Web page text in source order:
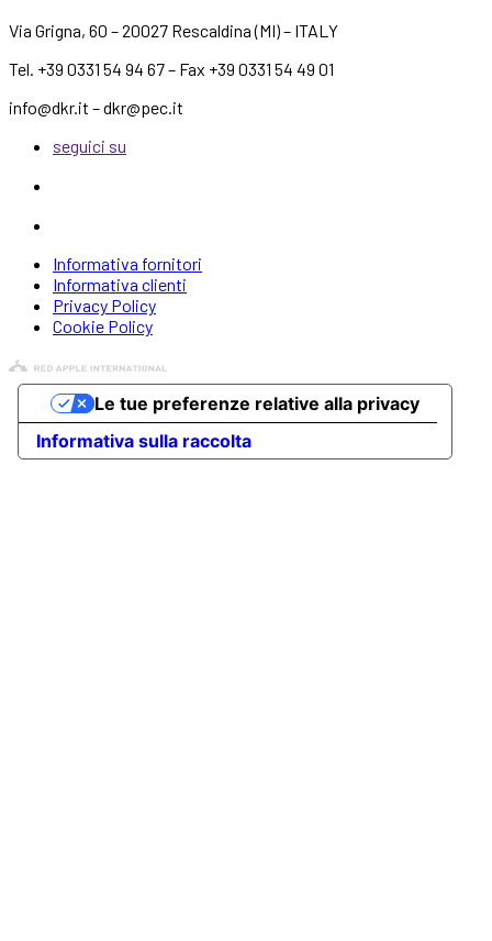
Via Grigna, 60 – 20027 Rescaldina (MI) – ITALY
Tel. +39 0331 54 94 67 – Fax +39 0331 54 49 01
info@dkr.it – dkr@pec.it
seguici su
Informativa fornitori
Informativa clienti
Privacy Policy
Cookie Policy
Informativa sulla raccolta
Le tue preferenze relative alla privacy